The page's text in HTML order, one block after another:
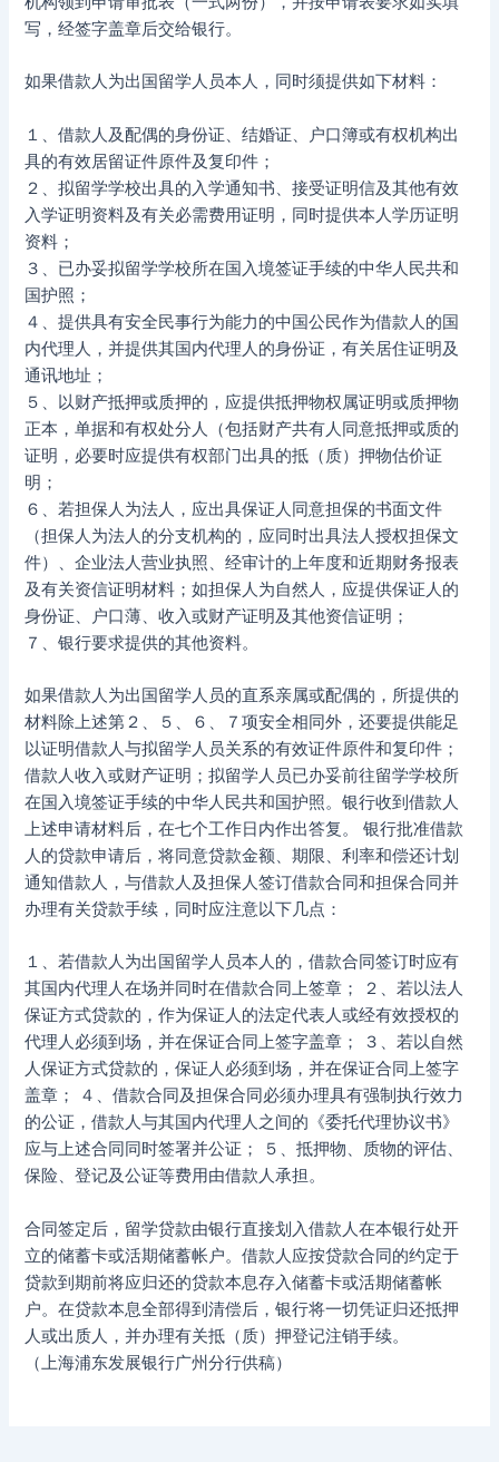
写，经签字盖章后交给银行。
如果借款人为出国留学人员本人，同时须提供如下材料：
１、借款人及配偶的身份证、结婚证、户口簿或有权机构出
具的有效居留证件原件及复印件；
２、拟留学学校出具的入学通知书、接受证明信及其他有效
入学证明资料及有关必需费用证明，同时提供本人学历证明
资料；
３、已办妥拟留学学校所在国入境签证手续的中华人民共和
国护照；
４、提供具有安全民事行为能力的中国公民作为借款人的国
内代理人，并提供其国内代理人的身份证，有关居住证明及
通讯地址；
５、以财产抵押或质押的，应提供抵押物权属证明或质押物
正本，单据和有权处分人（包括财产共有人同意抵押或质的
证明，必要时应提供有权部门出具的抵（质）押物估价证
明；
６、若担保人为法人，应出具保证人同意担保的书面文件
（担保人为法人的分支机构的，应同时出具法人授权担保文
件）、企业法人营业执照、经审计的上年度和近期财务报表
及有关资信证明材料；如担保人为自然人，应提供保证人的
身份证、户口薄、收入或财产证明及其他资信证明；
７、银行要求提供的其他资料。
如果借款人为出国留学人员的直系亲属或配偶的，所提供的
材料除上述第２、５、６、７项安全相同外，还要提供能足
以证明借款人与拟留学人员关系的有效证件原件和复印件；
借款人收入或财产证明；拟留学人员已办妥前往留学学校所
在国入境签证手续的中华人民共和国护照。银行收到借款人
上述申请材料后，在七个工作日内作出答复。 银行批准借款
人的贷款申请后，将同意贷款金额、期限、利率和偿还计划
通知借款人，与借款人及担保人签订借款合同和担保合同并
办理有关贷款手续，同时应注意以下几点：
１、若借款人为出国留学人员本人的，借款合同签订时应有
其国内代理人在场并同时在借款合同上签章； ２、若以法人
保证方式贷款的，作为保证人的法定代表人或经有效授权的
代理人必须到场，并在保证合同上签字盖章； ３、若以自然
人保证方式贷款的，保证人必须到场，并在保证合同上签字
盖章； ４、借款合同及担保合同必须办理具有强制执行效力
的公证，借款人与其国内代理人之间的《委托代理协议书》
应与上述合同同时签署并公证； ５、抵押物、质物的评估、
保险、登记及公证等费用由借款人承担。
合同签定后，留学贷款由银行直接划入借款人在本银行处开
立的储蓄卡或活期储蓄帐户。借款人应按贷款合同的约定于
贷款到期前将应归还的贷款本息存入储蓄卡或活期储蓄帐
户。在贷款本息全部得到清偿后，银行将一切凭证归还抵押
人或出质人，并办理有关抵（质）押登记注销手续。
（上海浦东发展银行广州分行供稿）